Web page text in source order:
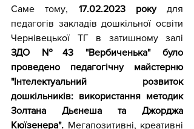
Саме тому, 17.02.2023 року для
педагогів закладів дошкільної освіти
ЗДО №43 "Вербиченька" було
проведено педагогічну майстерню
"Інтелектуальний розвиток
дошкільників: використання методик
Золтана Дьєнеша та Джорджа
Кюїзенера".